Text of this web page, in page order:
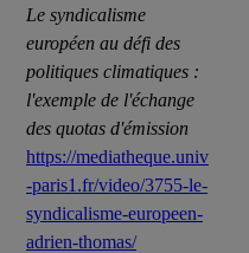
Le syndicalisme
européen au défi des
politiques climatiques :
l'exemple de l'échange
des quotas d'émission
https://mediatheque.univ
-paris1.fr/video/3755-le-
syndicalisme-europeen-
adrien-thomas/